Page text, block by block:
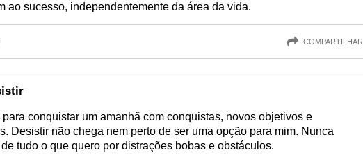
ao sucesso, independentemente da área da vida.
COMPARTILHAR
para conquistar um amanhã com conquistas, novos objetivos e
Desistir não chega nem perto de ser uma opção para mim. Nunca
tudo o que quero por distrações bobas e obstáculos.